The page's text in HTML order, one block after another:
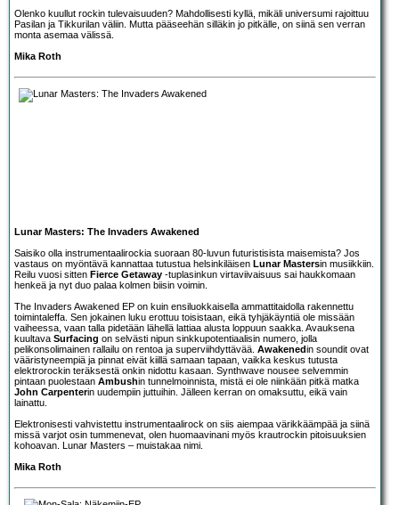
Olenko kuullut rockin tulevaisuuden? Mahdollisesti kyllä, mikäli universumi rajoittuu
Pasilan ja Tikkurilan väliin. Mutta pääseehän silläkin jo pitkälle, on siinä sen verran
monta asemaa välissä.
Mika Roth
Lunar Masters: The Invaders Awakened
Saisiko olla instrumentaalirockia suoraan 80-luvun futuristisista maisemista? Jos
vastaus on myöntävä kannattaa tutustua helsinkiläisen Lunar Mastersin musiikkiin.
Reilu vuosi sitten Fierce Getaway -tuplasinkun virtaviivaisuus sai haukkomaan
henkeä ja nyt duo palaa kolmen biisin voimin.
The Invaders Awakened EP on kuin ensiluokkaisella ammattitaidolla rakennettu
toimintaleffa. Sen jokainen luku erottuu toisistaan, eikä tyhjäkäyntiä ole missään
vaiheessa, vaan talla pidetään lähellä lattiaa alusta loppuun saakka. Avauksena
kuultava Surfacing on selvästi nipun sinkkupotentiaalisin numero, jolla
pelikonsolimainen rallailu on rentoa ja superviihdyttävää. Awakenedin soundit ovat
vääristyneempiä ja pinnat eivät kiillä samaan tapaan, vaikka keskus tutusta
elektrorockin teräksestä onkin nidottu kasaan. Synthwave nousee selvemmin
pintaan puolestaan Ambushin tunnelmoinnista, mistä ei ole niinkään pitkä matka
John Carpenterin uudempiin juttuihin. Jälleen kerran on omaksuttu, eikä vain
lainattu.
Elektronisesti vahvistettu instrumentaalirock on siis aiempaa värikkäämpää ja siinä
missä varjot osin tummenevat, olen huomaavinani myös krautrockin pitoisuuksien
kohoavan. Lunar Masters – muistakaa nimi.
Mika Roth